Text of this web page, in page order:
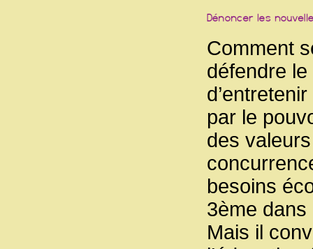
Comment
défendre le
par le
des
besoins
3ème
Mais il